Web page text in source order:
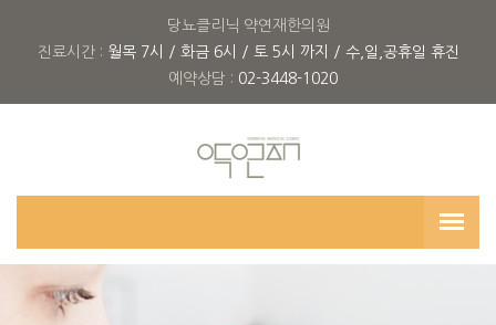
당뇨클리닉 약연재한의원
진료시간 : 월목 7시 / 화금 6시 / 토 5시 까지 / 수,일,공휴일 휴진
예약상담 : 02-3448-1020